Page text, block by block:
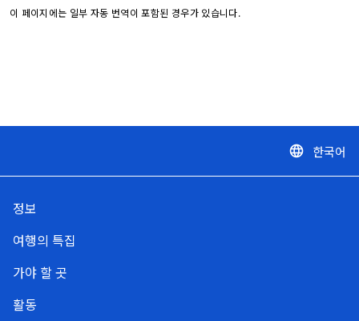
이 페이지에는 일부 자동 번역이 포함된 경우가 있습니다.
language 한국어
정보
여행의 특집
가야 할 곳
활동